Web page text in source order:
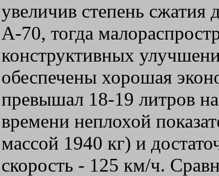
увеличив степень сжатия
А-70, тогда
конструктивных
обеспечены хорошая
превышал 18-19 литров
времени неплохой
массой 1940 кг) и
скорость - 125 км/ч.